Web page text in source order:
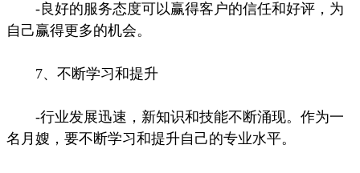
-良好的服务态度可以赢得客户的信任和好评，为
自己赢得更多的机会。
7、不断学习和提升
-行业发展迅速，新知识和技能不断涌现。作为一
名月嫂，要不断学习和提升自己的专业水平。